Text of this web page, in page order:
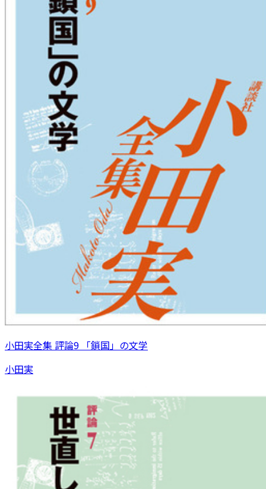
小田実全集 評論9 「鎖国」の文学
小田実